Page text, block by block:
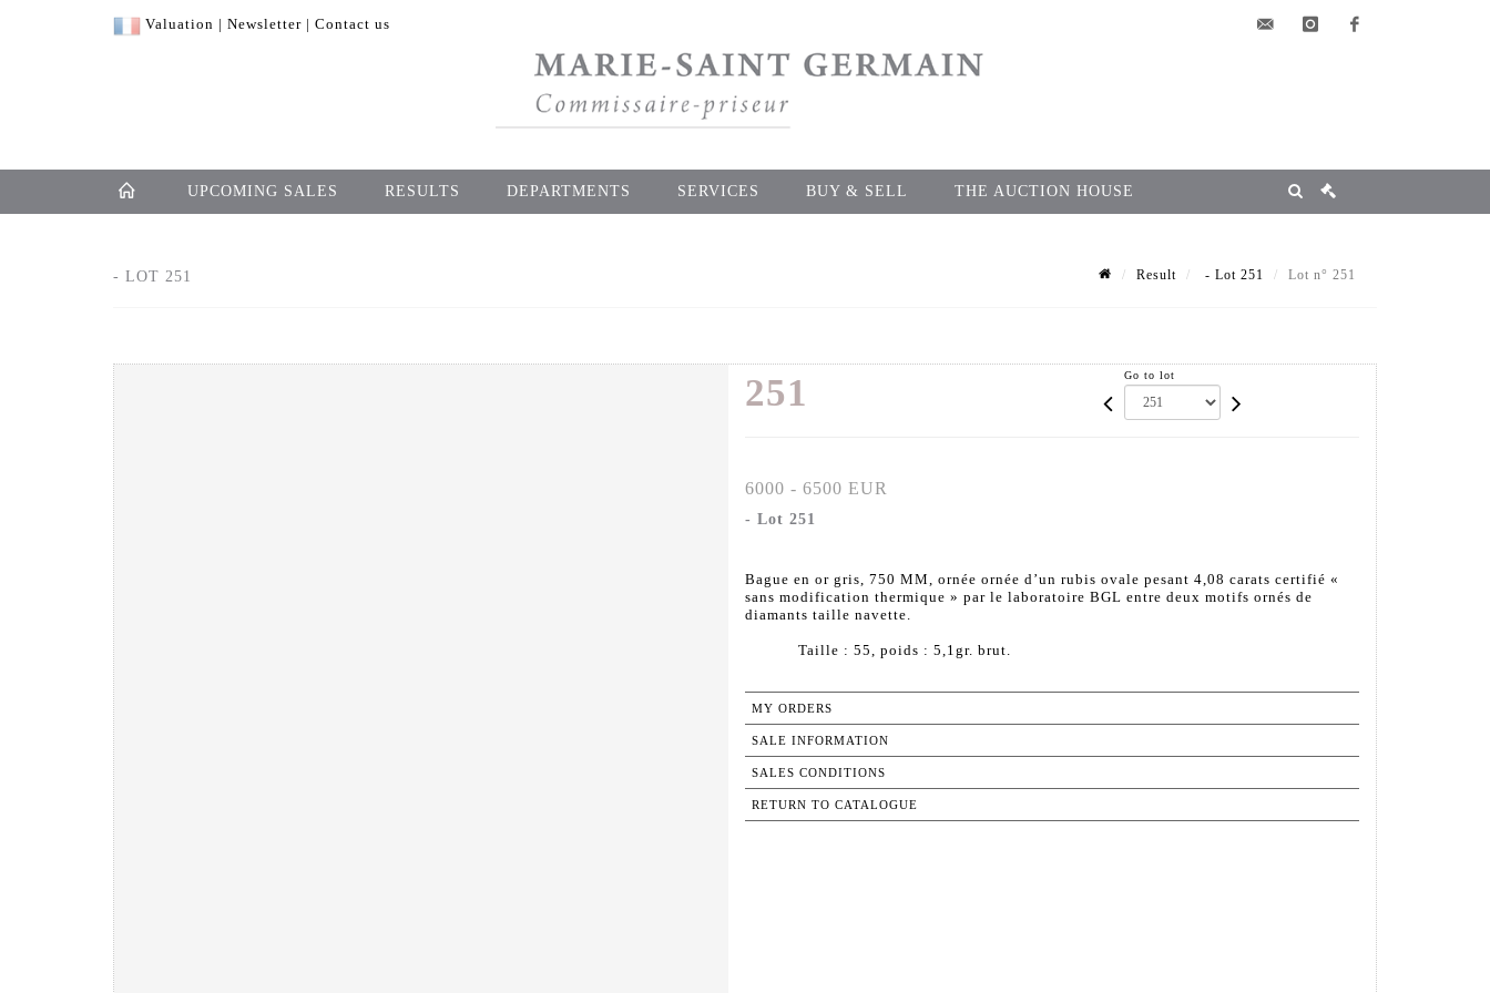
Valuation | Newsletter | Contact us
UPCOMING SALES RESULTS DEPARTMENTS SERVICES BUY & SELL THE AUCTION HOUSE
- LOT 251 Result - Lot 251 Lot n° 251
251 Go to lot
6000 - 6500 EUR
- Lot 251
Bague en or gris, 750 MM, ornée ornée d’un rubis ovale pesant 4,08 carats certifié «
sans modification thermique » par le laboratoire BGL entre deux motifs ornés de
diamants taille navette.
Taille : 55, poids : 5,1gr. brut.
MY ORDERS
SALE INFORMATION
SALES CONDITIONS
RETURN TO CATALOGUE